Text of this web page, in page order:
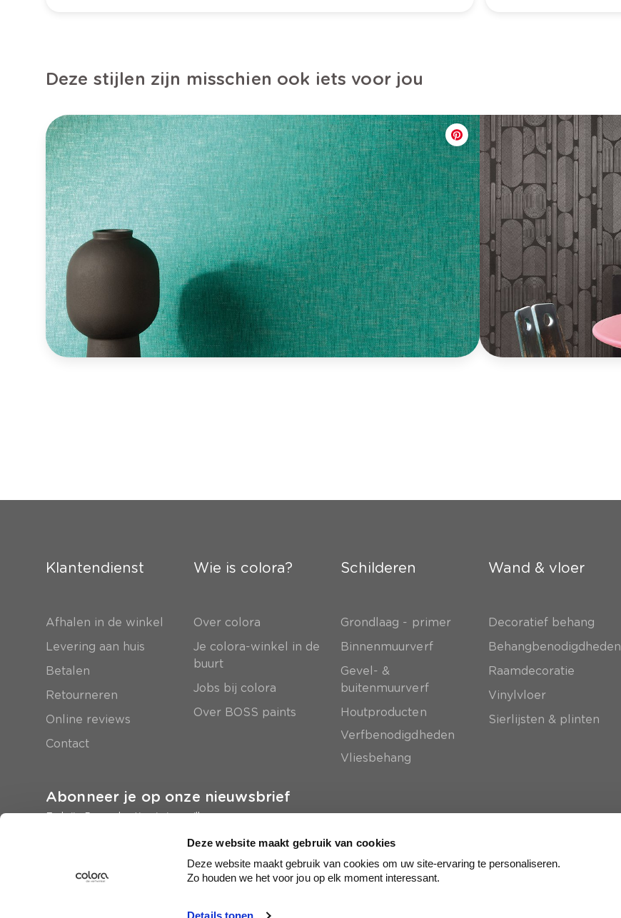
Deze website maakt gebruik van cookies
Deze website maakt gebruik van cookies om uw site-ervaring te personaliseren.
Zo houden we het voor jou op elk moment interessant.
Deze stijlen zijn misschien ook iets voor jou
Klantendienst
Afhalen in de winkel
Levering aan huis
Betalen
Retourneren
Online reviews
Contact
Wie is colora?
Over colora
Je colora-winkel in de
buurt
Jobs bij colora
Over BOSS paints
Schilderen
Grondlaag - primer
Binnenmuurverf
Gevel- &
buitenmuurverf
Houtproducten
Verfbenodigdheden
Vliesbehang
Wand & vloer
Decoratief behang
Behangbenodigdheden
Raamdecoratie
Vinylvloer
Sierlijsten & plinten
Abonneer je op onze nieuwsbrief
En krijg 5 euro korting in je mailbox
Inschrijven